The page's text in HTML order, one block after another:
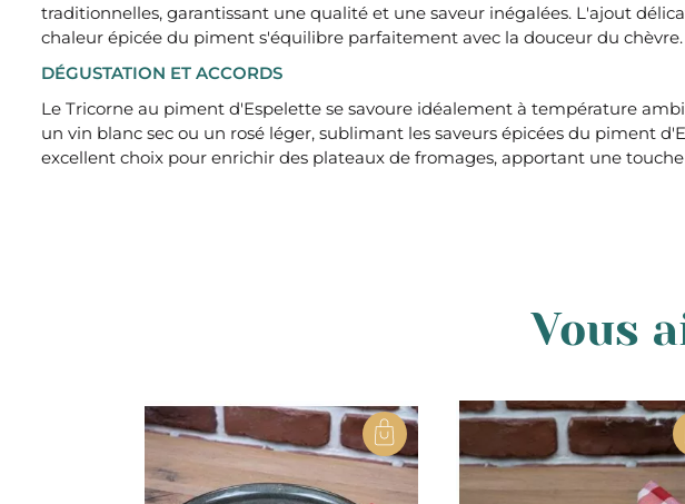
traditionnelles, garantissant une qualité et une saveur inégalées. L'ajout
chaleur épicée du piment s'équilibre parfaitement avec la douceur du chèvre.
DÉGUSTATION ET ACCORDS
Le Tricorne au piment d'Espelette se savoure idéalement à température
un vin blanc sec ou un rosé léger, sublimant les saveurs épicées du piment
excellent choix pour enrichir des plateaux de fromages, apportant une
Vous